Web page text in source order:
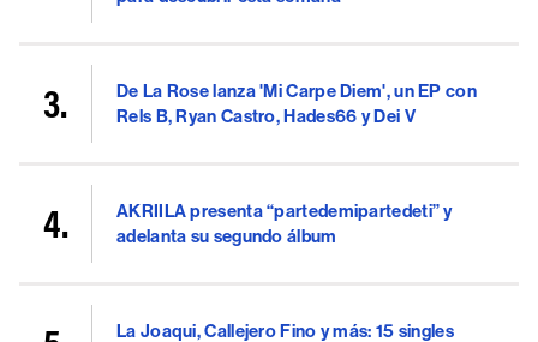
De La Rose lanza 'Mi Carpe Diem', un EP con
Rels B, Ryan Castro, Hades66 y Dei V
AKRIILA presenta “partedemipartedeti” y
adelanta su segundo álbum
La Joaqui, Callejero Fino y más: 15 singles